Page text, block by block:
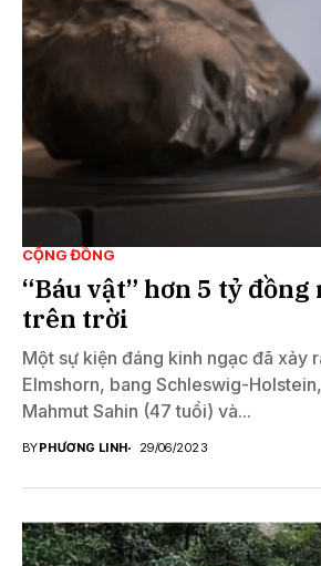
CỘNG ĐỒNG
“Báu vật” hơn 5 tỷ
trên trời
Một sự kiện đáng kinh ngạc đã xảy
Elmshorn, bang Schleswig-
Mahmut Sahin (47 tuổi) và...
BYPHƯƠNG LINH 29/06/2023